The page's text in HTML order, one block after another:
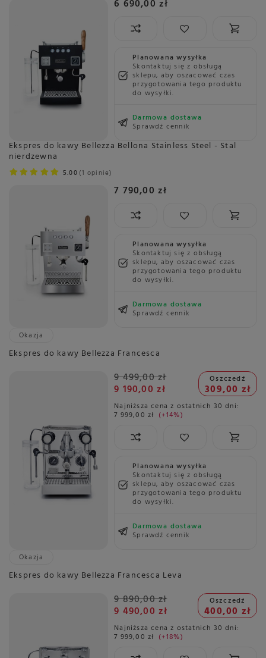
6 690,00 zł
Planowana wysyłka
Skontaktuj się z obsługą
sklepu, aby oszacować czas
przygotowania tego produktu
do wysyłki.
Darmowa dostawa
Sprawdź cennik
Ekspres do kawy Bellezza Bellona Stainless Steel - Stal
nierdzewna
5.00 1 opinie
7 790,00 zł
Planowana wysyłka
Skontaktuj się z obsługą
sklepu, aby oszacować czas
przygotowania tego produktu
do wysyłki.
Darmowa dostawa
Sprawdź cennik
Okazja
Ekspres do kawy Bellezza Francesca
9 499,00 zł
9 190,00 zł
Oszczedź
309,00 zł
Najniższa cena z ostatnich 30 dni:
7 999,00 zł +14%
Planowana wysyłka
Skontaktuj się z obsługą
sklepu, aby oszacować czas
przygotowania tego produktu
do wysyłki.
Darmowa dostawa
Sprawdź cennik
Okazja
Ekspres do kawy Bellezza Francesca Leva
9 890,00 zł
9 490,00 zł
Oszczedź
400,00 zł
Najniższa cena z ostatnich 30 dni:
7 999,00 zł +18%